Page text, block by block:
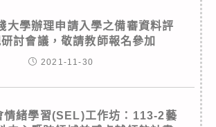
大學辦理申請入學之備審資料評
討會議，敬請教師報名參加
2021-11-30
情緒學習(SEL)工作坊：113-2藝